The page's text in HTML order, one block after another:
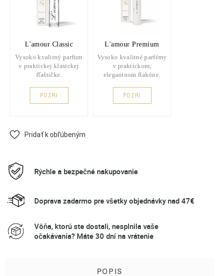
L'amour Classic
Vysoko kvalitný parfum
v praktickej klasickej
fľaštičke.
POZRI
L'amour Premium
Vysoko kvalitné parfémy
v praktickom,
elegantnom flakóne.
POZRI
Pridať k obľúbeným
Rýchle a bezpečné nakupovanie
Doprava zadarmo pre všetky objednávky nad 47€
Vôňa, ktorú ste dostali, nesplnila vaše
očakávania? Máte 30 dní na vrátenie
POPIS